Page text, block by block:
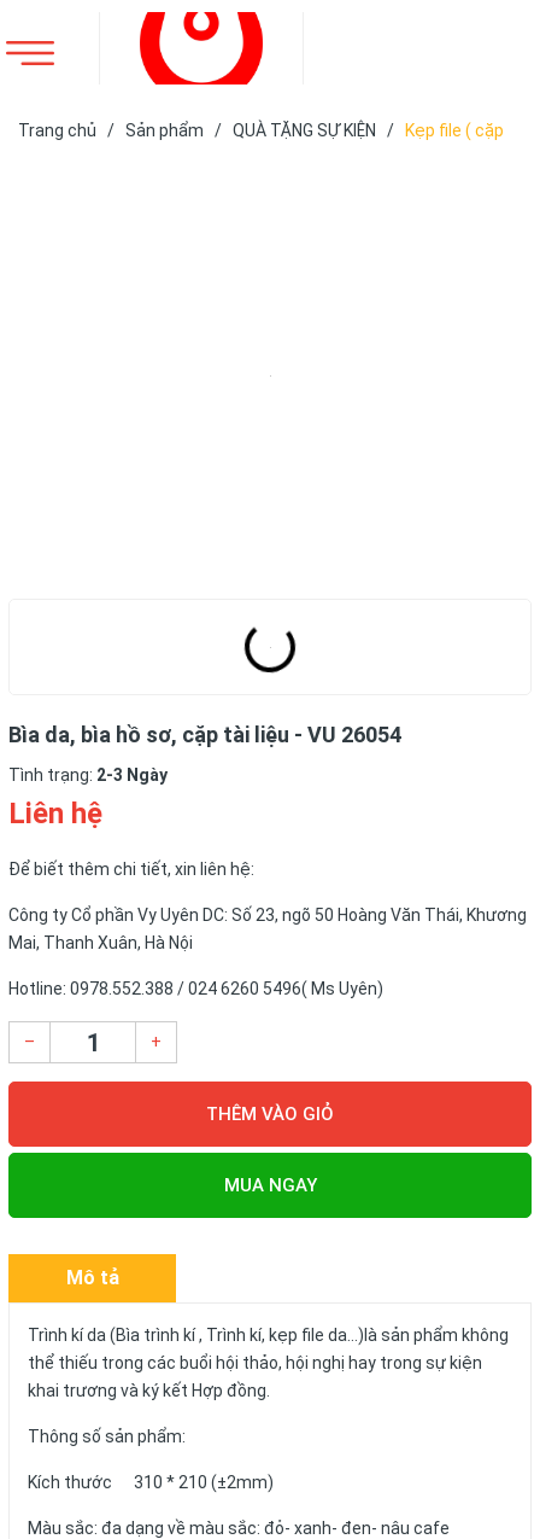
Trang chủ / Sản phẩm / QUÀ TẶNG SỰ KIỆN /
Kẹp file ( cặp
Bìa da, bìa hồ sơ, cặp tài liệu - VU 26054
Tình trạng: 2-3 Ngày
Liên hệ
Để biết thêm chi tiết, xin liên hệ:
Công ty Cổ phần Vy Uyên DC: Số 23, ngõ 50 Hoàng Văn Thái, Khương
Mai, Thanh Xuân, Hà Nội
Hotline: 0978.552.388 / 024 6260 5496( Ms Uyên)
– +
THÊM VÀO GIỎ
MUA NGAY
Mô tả
Trình kí da (Bìa trình kí , Trình kí, kẹp file da...)là sản phẩm không
thể thiếu trong các buổi hội thảo, hội nghị hay trong sự kiện
khai trương và ký kết Hợp đồng.
Thông số sản phẩm:
Kích thước 310 * 210 (±2mm)
Màu sắc: đa dạng về màu sắc: đỏ- xanh- đen- nâu cafe